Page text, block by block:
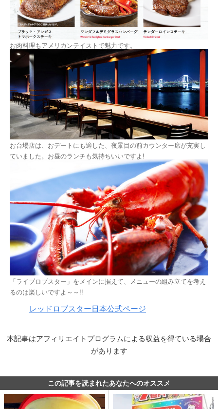
お肉料理もアメリカンテイストで魅力です。
お台場店は、おデートにも適した、夜景目の前カウンター席が充実し
ていました。お昼のランチも気持ちいいですよ!
「ライブロブスター」をメインに据えて、メニューの組み立てを考え
るのは楽しいですよ～～!!
レッドロブスター日本公式ページ
本記事はアフィリエイトプログラムによる収益を得ている場合
があります
この記事を読まれたあなたへのオススメ